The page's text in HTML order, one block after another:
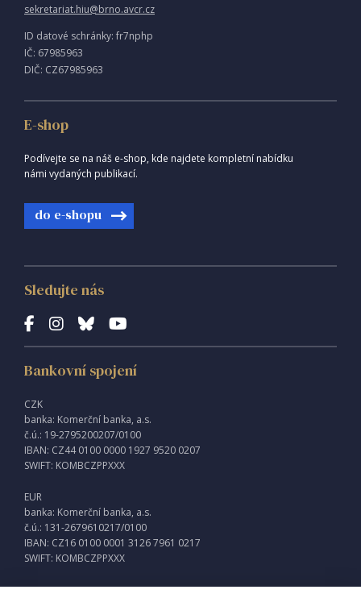
sekretariat.hiu@brno.avcr.cz
ID datové schránky: fr7nphp
IČ: 67985963
DIČ: CZ67985963
E-shop
Podívejte se na náš e-shop, kde najdete kompletní nabídku
námi vydaných publikací.
do e-shopu
Sledujte nás
Bankovní spojení
CZK
banka: Komerční banka, a.s.
č.ú.: 19-2795200207/0100
IBAN: CZ44 0100 0000 1927 9520 0207
SWIFT: KOMBCZPPXXX
EUR
banka: Komerční banka, a.s.
č.ú.: 131-2679610217/0100
IBAN: CZ16 0100 0001 3126 7961 0217
SWIFT: KOMBCZPPXXX